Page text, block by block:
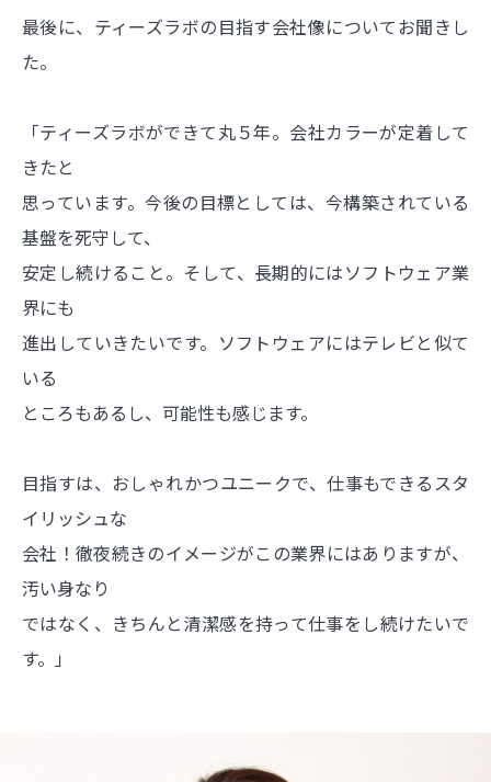
最後に、ティーズラボの目指す会社像についてお聞きし
た。
「ティーズラボができて丸５年。会社カラーが定着して
きたと
思っています。今後の目標としては、今構築されている
基盤を死守して、
安定し続けること。そして、長期的にはソフトウェア業
界にも
進出していきたいです。ソフトウェアにはテレビと似て
いる
ところもあるし、可能性も感じます。
目指すは、おしゃれかつユニークで、仕事もできるスタ
イリッシュな
会社！徹夜続きのイメージがこの業界にはありますが、
汚い身なり
ではなく、きちんと清潔感を持って仕事をし続けたいで
す。」